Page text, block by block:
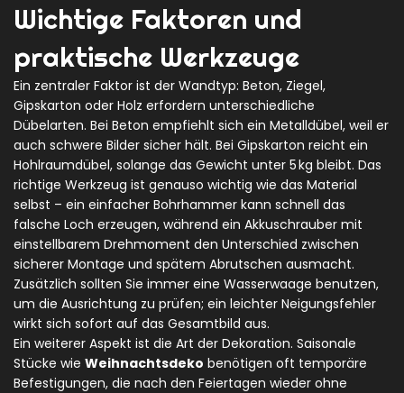
Wichtige Faktoren und
praktische Werkzeuge
Ein zentraler Faktor ist der Wandtyp: Beton, Ziegel,
Gipskarton oder Holz erfordern unterschiedliche
Dübelarten. Bei Beton empfiehlt sich ein Metalldübel, weil er
auch schwere Bilder sicher hält. Bei Gipskarton reicht ein
Hohlraumdübel, solange das Gewicht unter 5 kg bleibt. Das
richtige Werkzeug ist genauso wichtig wie das Material
selbst – ein einfacher Bohrhammer kann schnell das
falsche Loch erzeugen, während ein Akkuschrauber mit
einstellbarem Drehmoment den Unterschied zwischen
sicherer Montage und spätem Abrutschen ausmacht.
Zusätzlich sollten Sie immer eine Wasserwaage benutzen,
um die Ausrichtung zu prüfen; ein leichter Neigungsfehler
wirkt sich sofort auf das Gesamtbild aus.
Ein weiterer Aspekt ist die Art der Dekoration. Saisonale
Stücke wie Weihnachtsdeko benötigen oft temporäre
Befestigungen, die nach den Feiertagen wieder ohne